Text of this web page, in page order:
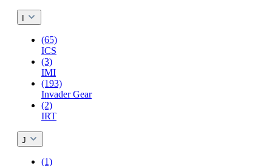
I
(65)
ICS
(3)
IMI
(193)
Invader Gear
(2)
IRT
J
(1)